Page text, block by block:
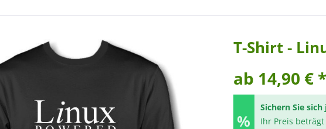
T-Shirt -
ab 14,90 € *
Sichern Sie
Ihr Preis